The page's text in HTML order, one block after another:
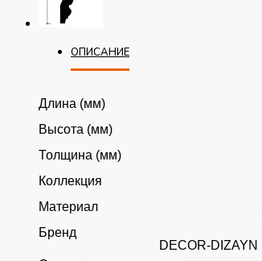
ОПИСАНИЕ
Длина (мм)
Высота (мм)
Толщина (мм)
Коллекция
Материал
Бренд
DECOR-DIZAYN